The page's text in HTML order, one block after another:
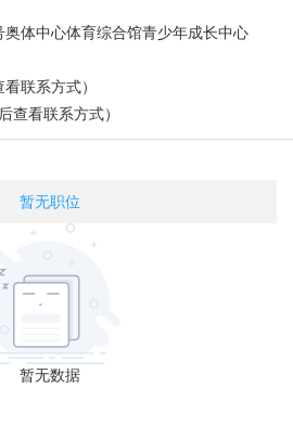
奥体中心体育综合馆青少年成长中心
联系方式）
查看联系方式）
暂无职位
暂无数据